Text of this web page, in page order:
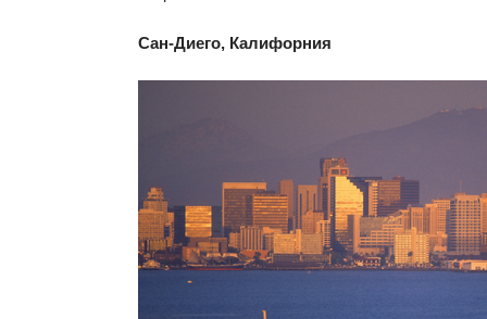
Сан-Диего, Калифорния